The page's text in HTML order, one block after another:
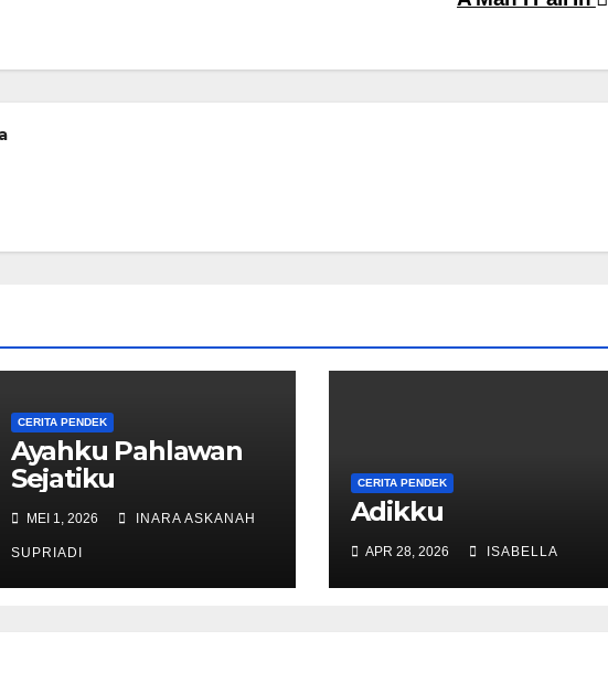
CERITA PENDEK
Ayahku Pahlawan
Sejatiku
MEI 1, 2026 INARA ASKANAH
SUPRIADI
CERITA PENDEK
Adikku
APR 28, 2026 ISABELLA